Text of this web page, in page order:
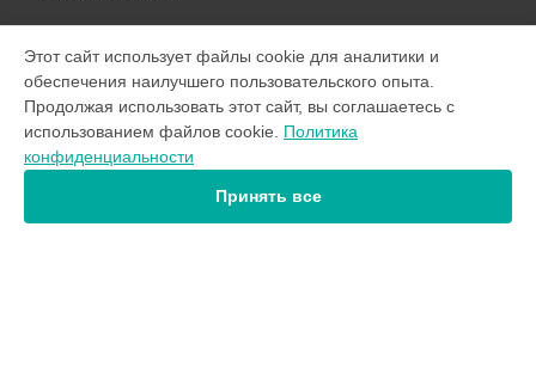
Оптический прицел
Прицел ночного видения
Тепловизор
Тепловизионный прицел
Этот сайт использует файлы cookie для аналитики и
обеспечения наилучшего пользовательского опыта.
Продолжая использовать этот сайт, вы соглашаетесь с
использованием файлов cookie. Политика
конфиденциальности
Принять все